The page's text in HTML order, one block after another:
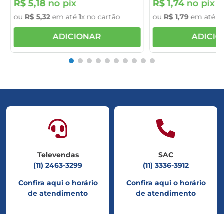
R$ 5,18no pix
ou R$ 5,32em até1x no cartão
ADICIONAR
R$ 1,74no pix
ou R$ 1,79em até
Televendas
(11) 2463-3299
Confira aqui o horário
de atendimento
SAC
(11) 3336-3912
Confira aqui o horário
de atendimento